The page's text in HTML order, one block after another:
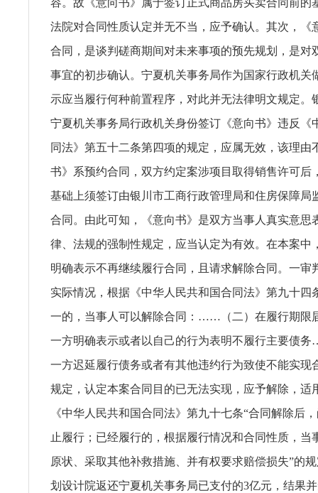
容。故《意向书》属于签订正式商品房买卖合同前的
法院对合同性质认定并无不当，应予确认。其次，《
合同，是谈判磋商期间对未来事项的预先规划，是对
事宜的初步确认。宁夏机关事务局作为国家行政机关
示应当履行何种前置程序，对此并无法律明文规定。
宁夏机关事务局行政机关身份签订《意向书》违反《
同法》第五十二条第四项的规定，应属无效，该理由
书》系预约合同，双方约定案涉项目取得销售许可后
基础上须签订由银川市工商行政管理局和住房保障局
合同。由此可知，《意向书》是双方当事人真实意思
律、法规的强制性规定，应当认定为有效。在本案中
明确表示不再继续履行合同，且请求解除合同。一审
实际情况，根据《中华人民共和国合同法》第九十四
一的，当事人可以解除合同：……（二）在履行期限
一方明确表示或者以自己的行为表明不履行主要债
一方迟延履行债务或者有其他违约行为致使不能实
规定，认定本案合同目的已无法实现，应予解除，适
《中华人民共和国合同法》第九十七条“合同解除后
止履行；已经履行的，根据履行情况和合同性质，当
原状、采取其他补救措施、并有权要求赔偿损失”的
划设计院返还宁夏机关事务局已支付的3亿元，结果